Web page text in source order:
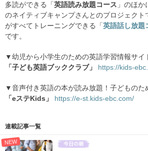
多読ができる「英語読み放題コース 」のほ
のネイティブキャンプさんとのプロジェクト
がすべてトレーニングできる「英語話し放題
です。
▼幼児から小学生のための英語学習情報サイ
「子ども英語ブッククラブ」
https://kids-
▼音声付き英語の本が読み放題！子どものた
「eステKids」
https://e-st.kids-ebc.com/
連載記事一覧
NEW